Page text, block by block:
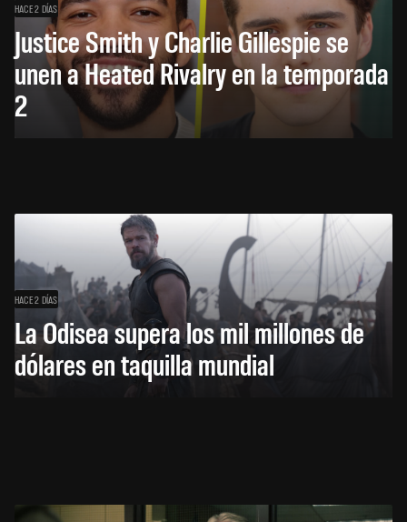
HACE 2 DÍAS
Justice Smith y Charlie Gillespie se
unen a Heated Rivalry en la temporada
2
HACE 2 DÍAS
La Odisea supera los mil millones de
dólares en taquilla mundial